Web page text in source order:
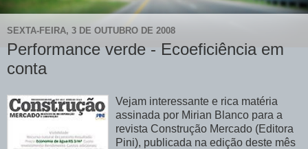
SEXTA-FEIRA, 3 DE OUTUBRO DE 2008
Performance verde - Ecoeficiência em
conta
Vejam interessante e rica matéria
assinada por Mirian Blanco para a
revista Construção Mercado (Editora
Pini), publicada na edição deste mês